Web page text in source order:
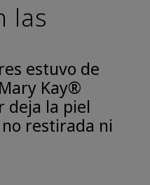
las
estuvo de
Kay®
deja la piel
restirada ni